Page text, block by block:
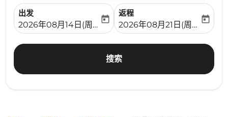
出发
fc-booking-departure-date-aria-label
2026年08月14日(周五)
today
返程
fc-booking-return-date-
2026年08月21日(周五)
today
搜索